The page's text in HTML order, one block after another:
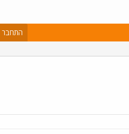
התחבר